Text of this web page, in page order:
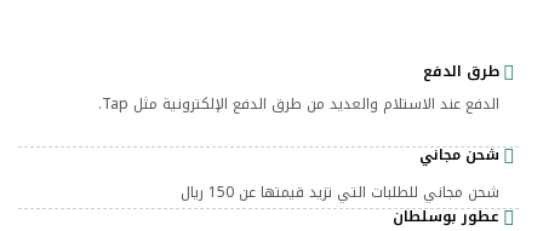
طرق الدفع
الدفع عند الاستلام والعديد من طرق الدفع الإلكترونية مثل Tap.
شحن مجاني
شحن مجاني للطلبات التي تزيد قيمتها عن 150 ريال
عطور بوسلطان